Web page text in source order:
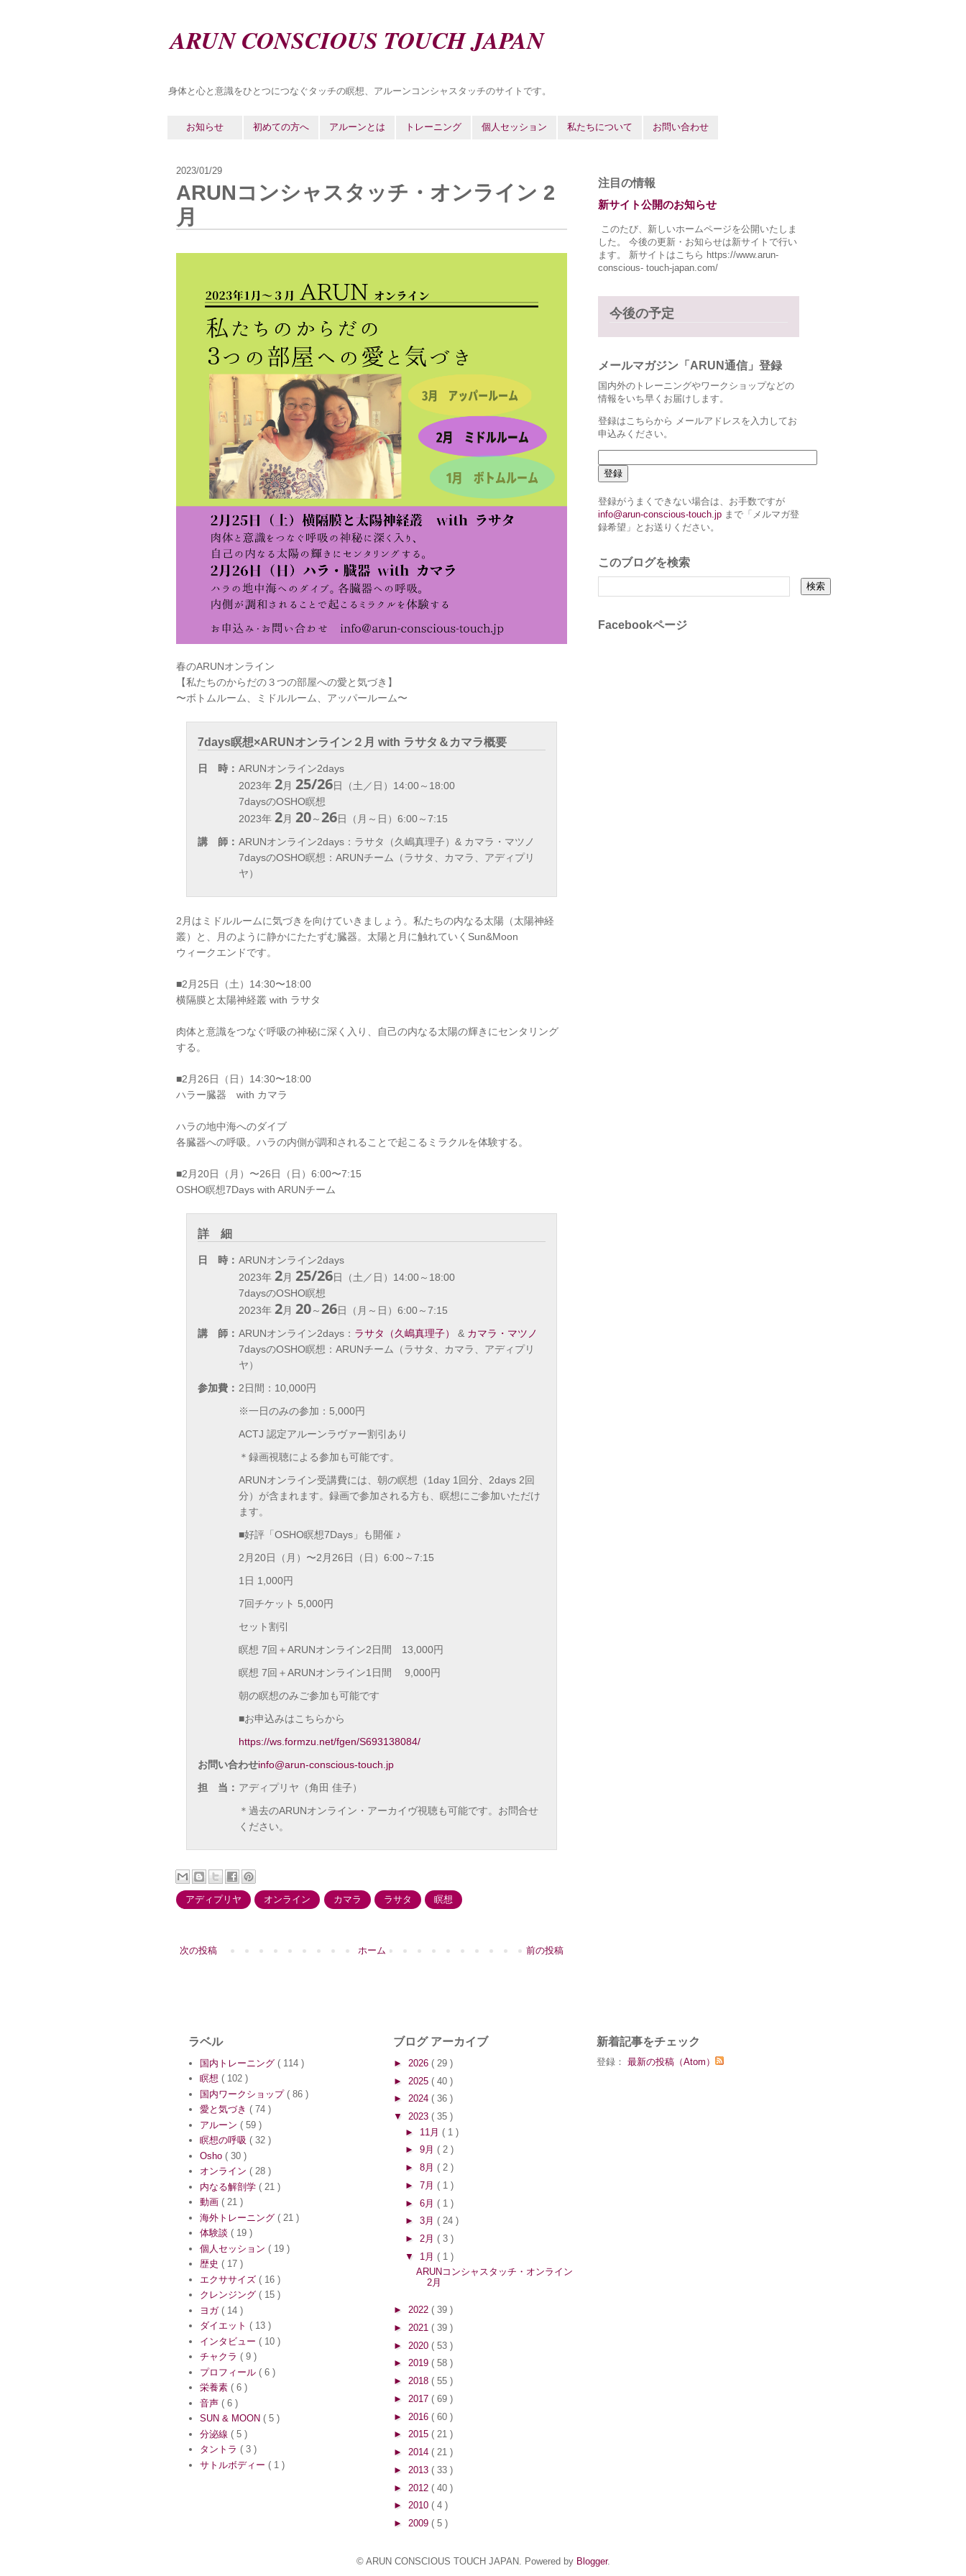
ARUN CONSCIOUS TOUCH JAPAN
身体と心と意識をひとつにつなぐタッチの瞑想、アルーンコンシャスタッチのサイトです。
お知らせ 初めての方へ アルーンとは トレーニング 個人セッション 私たちについて お問い合わせ
2023/01/29
ARUNコンシャスタッチ・オンライン 2
月
春のARUNオンライン
【私たちのからだの３つの部屋への愛と気づき】
〜ボトムルーム、ミドルルーム、アッパールーム〜
7days瞑想×ARUNオンライン２月 with ラサタ＆カマラ概要
日 時： ARUNオンライン2days
2023年 2月 25/26日（土／日）14:00～18:00
7daysのOSHO瞑想
2023年 2月 20～26日（月～日）6:00～7:15
講 師： ARUNオンライン2days：ラサタ（久嶋真理子）& カマラ・マツノ
7daysのOSHO瞑想：ARUNチーム（ラサタ、カマラ、アディプリ
ヤ）
2月はミドルルームに気づきを向けていきましょう。私たちの内なる太陽（太陽神経
叢）と、月のように静かにたたずむ臓器。太陽と月に触れていくSun&Moon
ウィークエンドです。
■2月25日（土）14:30〜18:00
横隔膜と太陽神経叢 with ラサタ
肉体と意識をつなぐ呼吸の神秘に深く入り、自己の内なる太陽の輝きにセンタリング
する。
■2月26日（日）14:30〜18:00
ハラー臓器 with カマラ
ハラの地中海へのダイブ
各臓器への呼吸。ハラの内側が調和されることで起こるミラクルを体験する。
■2月20日（月）〜26日（日）6:00〜7:15
OSHO瞑想7Days with ARUNチーム
詳 細
日 時： ARUNオンライン2days
2023年 2月 25/26日（土／日）14:00～18:00
7daysのOSHO瞑想
2023年 2月 20～26日（月～日）6:00～7:15
講 師： ARUNオンライン2days： ラサタ（久嶋真理子） & カマラ・マツノ
7daysのOSHO瞑想：ARUNチーム（ラサタ、カマラ、アディプリ
ヤ）
参加費： 2日間：10,000円
※一日のみの参加：5,000円
ACTJ 認定アルーンラヴァー割引あり
＊録画視聴による参加も可能です。
ARUNオンライン受講費には、朝の瞑想（1day 1回分、2days 2回
分）が含まれます。録画で参加される方も、瞑想にご参加いただけ
ます。
■好評「OSHO瞑想7Days」も開催 ♪
2月20日（月）〜2月26日（日）6:00～7:15
1日 1,000円
7回チケット 5,000円
セット割引
瞑想 7回＋ARUNオンライン2日間 13,000円
瞑想 7回＋ARUNオンライン1日間 9,000円
朝の瞑想のみご参加も可能です
■お申込みはこちらから
https://ws.formzu.net/fgen/S693138084/
お問い合わせinfo@arun-conscious-touch.jp
担 当： アディプリヤ（角田 佳子）
＊過去のARUNオンライン・アーカイヴ視聴も可能です。お問合せ
ください。
アディプリヤ オンライン カマラ ラサタ 瞑想
次の投稿 前の投稿
ホーム
注目の情報
新サイト公開のお知らせ
このたび、新しいホームページを公開いたしま
した。 今後の更新・お知らせは新サイトで行い
ます。 新サイトはこちら https://www.arun-
conscious- touch-japan.com/
今後の予定
メールマガジン「ARUN通信」登録
国内外のトレーニングやワークショップなどの
情報をいち早くお届けします。
登録はこちらから メールアドレスを入力してお
申込みください。
登録がうまくできない場合は、お手数ですが
info@arun-conscious-touch.jp まで「メルマガ登
録希望」とお送りください。
このブログを検索
Facebookページ
ラベル
国内トレーニング( 114 )
瞑想( 102 )
国内ワークショップ( 86 )
愛と気づき( 74 )
アルーン( 59 )
瞑想の呼吸( 32 )
Osho( 30 )
オンライン( 28 )
内なる解剖学( 21 )
動画( 21 )
海外トレーニング( 21 )
体験談( 19 )
個人セッション( 19 )
歴史( 17 )
エクササイズ( 16 )
クレンジング( 15 )
ヨガ( 14 )
ダイエット( 13 )
インタビュー( 10 )
チャクラ( 9 )
プロフィール( 6 )
栄養素( 6 )
音声( 6 )
SUN & MOON( 5 )
分泌線( 5 )
タントラ( 3 )
サトルボディー( 1 )
ブログ アーカイブ
► 2026 ( 29 )
► 2025 ( 40 )
► 2024 ( 36 )
▼ 2023 ( 35 )
► 11月 ( 1 )
► 9月 ( 2 )
► 8月 ( 2 )
► 7月 ( 1 )
► 6月 ( 1 )
► 3月 ( 24 )
► 2月 ( 3 )
▼ 1月 ( 1 )
ARUNコンシャスタッチ・オンライン
2月
► 2022 ( 39 )
► 2021 ( 39 )
► 2020 ( 53 )
► 2019 ( 58 )
► 2018 ( 55 )
► 2017 ( 69 )
► 2016 ( 60 )
► 2015 ( 21 )
► 2014 ( 21 )
► 2013 ( 33 )
► 2012 ( 40 )
► 2010 ( 4 )
► 2009 ( 5 )
新着記事をチェック
登録： 最新の投稿（Atom）
© ARUN CONSCIOUS TOUCH JAPAN. Powered by Blogger.